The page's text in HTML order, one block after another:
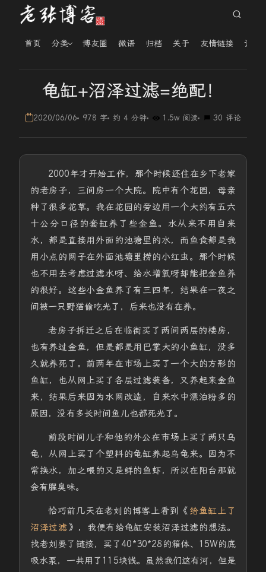
首页 分类 博友圈 微语 归档 关于 友情链接 读者
龟缸+沼泽过滤=绝配！
2020/06/06 978 字 约 4 分钟 1.5w 阅读 30 评论
2000年才开始工作，那个时候还住在乡下老家
的老房子，三间房一个大院。院中有个花园，母亲
种了很多花草。我在花园的旁边用一个大约有五六
十公分口径的套缸养了些金鱼。水从来不用自来
水，都是直接用外面的池塘里的水，而鱼食都是我
用小点的网子在外面池塘里捞的小红虫。那个时候
也不用去考虑过滤水呀、给水增氧呀却能把金鱼养
的很好。这些小金鱼养了有三四年，结果在一夜之
间被一只野猫偷吃光了，后来也没有在养。
老房子拆迁之后在临街买了两间两层的楼房，
也有养过金鱼，但是都是用巴掌大的小鱼缸，没多
久就养死了。前两年在市场上买了一个大的方形的
鱼缸，也从网上买了各层过滤装备，又养起来金鱼
来，结果后来因为水网改造，自来水中漂泊粉多的
原因，没有多长时间鱼儿也都死光了。
前段时间儿子和他的外公在市场上买了两只乌
龟，从网上买了个塑料的龟缸养起乌龟来。因为不
常换水，加之喂的又是鲜的鱼虾，所以在阳台那就
会有腥臭味。
恰巧前几天在老刘的博客上看到《 给鱼缸上了
沼泽过滤 》，我便有给龟缸安装沼泽过滤的想法。
找老刘要了链接，买了40*30*28的箱体、15W的底
吸水泵，一共用了115块钱。虽然我们这有河，但是